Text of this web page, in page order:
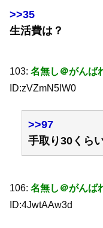
>>35
生活費は？
103: 名無し＠がんば
ID:zVZmN5lW0
>>97
手取り30くら
106: 名無し＠がんば
ID:4JwtAAw3d